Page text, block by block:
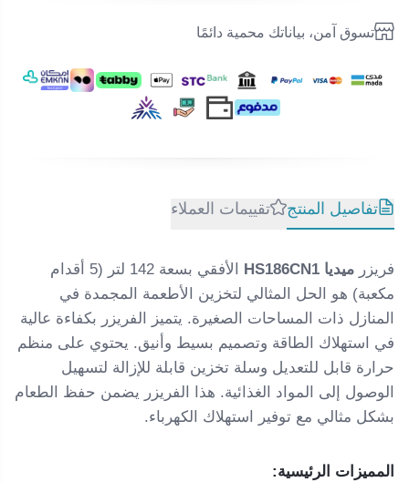
تسوق آمن، بياناتك محمية دائمًا
تفاصيل المنتج تقييمات العملاء
فريزر ميديا HS186CN1
الأفقي بسعة 142 لتر (5 أقدام
مكعبة) هو الحل المثالي لتخزين الأطعمة المجمدة في
المنازل ذات المساحات الصغيرة. يتميز الفريزر بكفاءة عالية
في استهلاك الطاقة وتصميم بسيط وأنيق. يحتوي على منظم
حرارة قابل للتعديل وسلة تخزين قابلة للإزالة لتسهيل
الوصول إلى المواد الغذائية. هذا الفريزر يضمن حفظ الطعام
بشكل مثالي مع توفير استهلاك الكهرباء.
المميزات الرئيسية: